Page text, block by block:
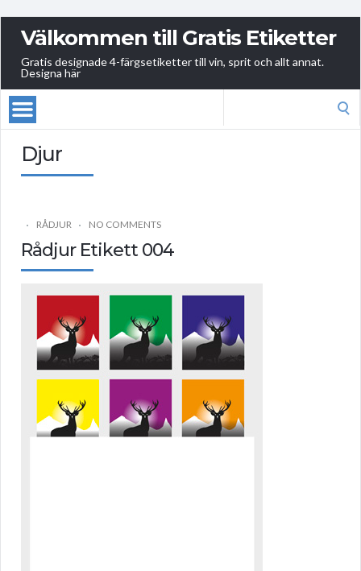
Välkommen till Gratis Etiketter
Gratis designade 4-färgsetiketter till vin, sprit och allt annat.
Designa här
Djur
RÅDJUR NO COMMENTS
Rådjur Etikett 004